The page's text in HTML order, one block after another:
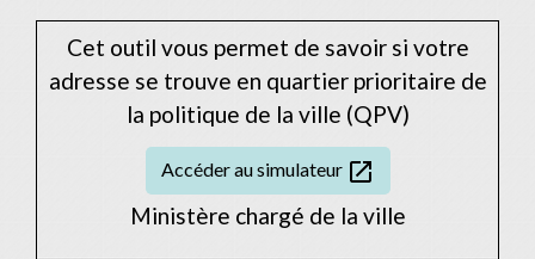
Cet outil vous permet de savoir si votre
adresse se trouve en quartier prioritaire de
la politique de la ville (QPV)
Accéder au simulateur open_in_new
Ministère chargé de la ville